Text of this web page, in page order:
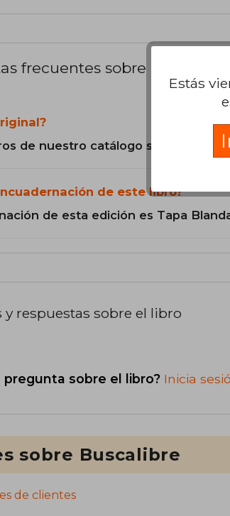
frecuentes sobre el libro
de nuestro catálogo son
de este libro?
de esta edición es Tapa
y respuestas sobre el libro
pregunta sobre el libro? Inicia
sobre Buscalibre
de clientes
Estás